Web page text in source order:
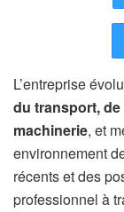
L’entreprise
du transport, de
machinerie, et
environnement
récents et des
professionnel à